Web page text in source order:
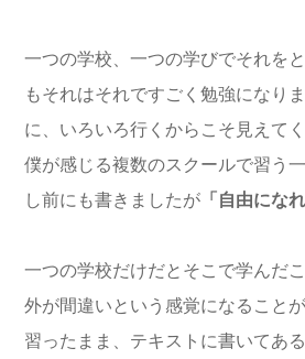
一つの学校、一つの学びでそれを
もそれはそれですごく勉強になり
に、いろいろ行くからこそ見えて
僕が感じる複数のスクールで習う
し前にも書きましたが 「自由にな
一つの学校だけだとそこで学んだ
外が間違いという感覚になることが
習ったまま、テキストに書いてあ